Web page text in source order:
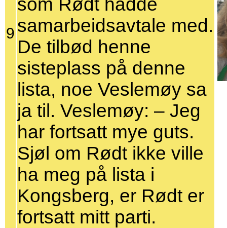
9
som Rødt hadde
samarbeidsavtale med.
De tilbød henne
sisteplass på denne
lista, noe Veslemøy sa
ja til. Veslemøy: – Jeg
har fortsatt mye guts.
Sjøl om Rødt ikke ville
ha meg på lista i
Kongsberg, er Rødt er
fortsatt mitt parti.